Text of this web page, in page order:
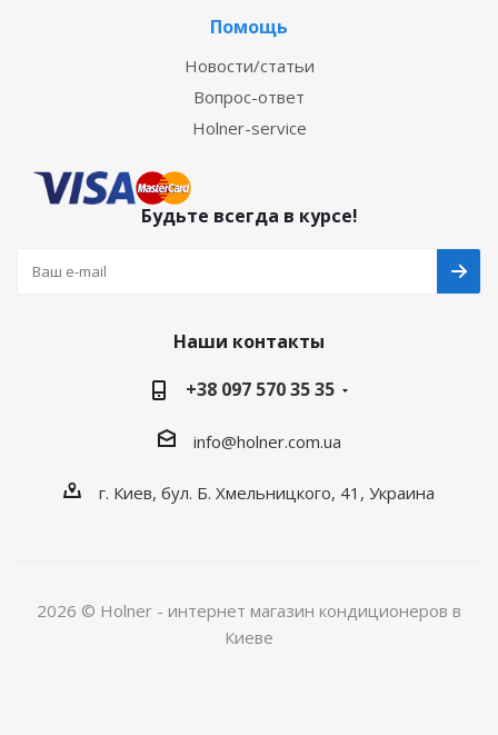
Помощь
Новости/статьи
Вопрос-ответ
Holner-service
Будьте всегда в курсе!
Наши контакты
+38 097 570 35 35
info@holner.com.ua
г. Киев, бул. Б. Хмельницкого, 41, Украина
2026 © Holner - интернет магазин кондиционеров в
Киеве